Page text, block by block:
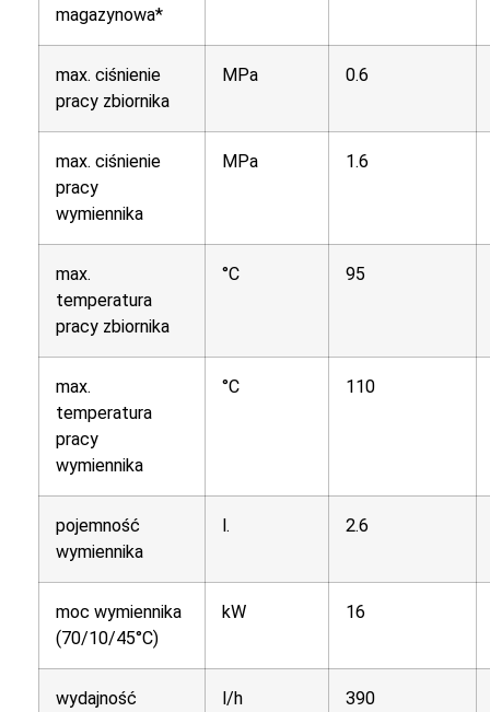
magazynowa*
max. ciśnienie
pracy zbiornika
MPa 0.6
max. ciśnienie
pracy
wymiennika
MPa 1.6
max.
temperatura
pracy zbiornika
°C 95
max.
temperatura
pracy
wymiennika
°C 110
pojemność
wymiennika
l. 2.6
moc wymiennika
(70/10/45°C)
kW 16
wydajność
l/h 390